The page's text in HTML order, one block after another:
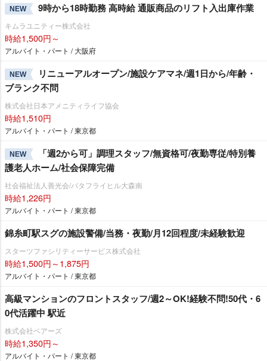
NEW 9時から18時勤務 高時給 通販商品のリフト入出庫作業
キムラユニティー株式会社
時給1,500円～
アルバイト・パート / 大阪府
NEW
リニューアルオープン/施設ケアマネ/週1日から/年齢・
ブランク不問
株式会社日本アメニティライフ協会
時給1,510円
アルバイト・パート / 東京都
NEW
「週2から可」調理スタッフ/無資格可/夜勤専従/特別養
護老人ホーム/社会保障完備
社会福祉法人善光会/バタフライヒル大森南
時給1,226円
アルバイト・パート / 東京都
錦糸町駅スグの施設警備/当務・夜勤/月12回程度/未経験歓迎
スターツファシリティーサービス株式会社
時給1,500円～1,875円
アルバイト・パート / 東京都
高級マンションのフロントスタッフ/週2～OK!経験不問!50代・6
0代活躍中 駅近
株式会社ベアーズ
時給1,350円～
アルバイト・パート / 東京都